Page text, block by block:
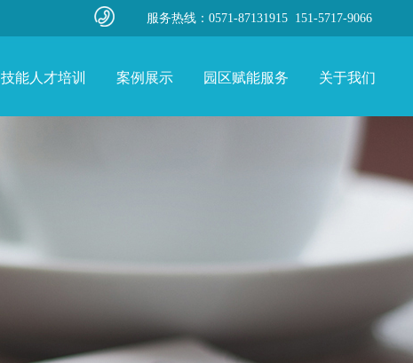
服务热线：0571-87131915 151-5717-9066
技能人才培训 案例展示 园区赋能服务 关于我们